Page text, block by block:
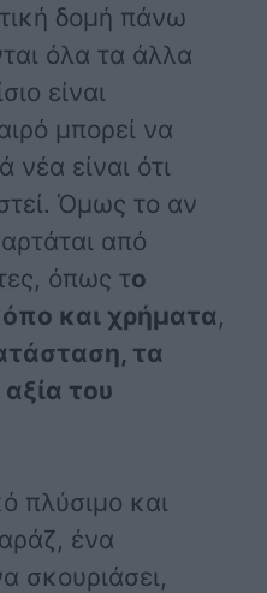
δομή πάνω
όλα τα άλλα
είναι
μπορεί να
νέα είναι ότι
Όμως το αν
από
όπως το
και χρήματα,
τα
του
πλύσιμο και
ένα
σκουριάσει,